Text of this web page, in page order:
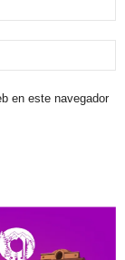
en este navegador